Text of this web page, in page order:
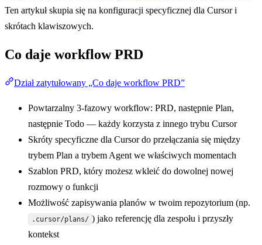
Ten artykuł skupia się na konfiguracji specyficznej dla Cursor i
skrótach klawiszowych.
Co daje workflow PRD
Dział zatytułowany „Co daje workflow PRD”
Powtarzalny 3-fazowy workflow: PRD, następnie Plan,
następnie Todo — każdy korzysta z innego trybu Cursor
Skróty specyficzne dla Cursor do przełączania się między
trybem Plan a trybem Agent we właściwych momentach
Szablon PRD, który możesz wkleić do dowolnej nowej
rozmowy o funkcji
Możliwość zapisywania planów w twoim repozytorium (np.
.cursor/plans/ ) jako referencję dla zespołu i przyszły
kontekst